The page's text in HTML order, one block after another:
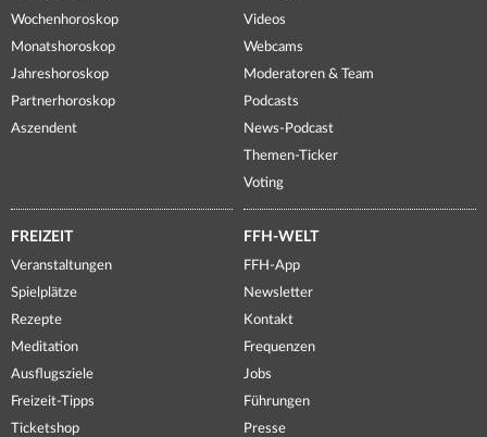
Wochenhoroskop
Monatshoroskop
Jahreshoroskop
Partnerhoroskop
Aszendent
Videos
Webcams
Moderatoren & Team
Podcasts
News-Podcast
Themen-Ticker
Voting
FREIZEIT
Veranstaltungen
Spielplätze
Rezepte
Meditation
Ausflugsziele
Freizeit-Tipps
Ticketshop
FFH-WELT
FFH-App
Newsletter
Kontakt
Frequenzen
Jobs
Führungen
Presse